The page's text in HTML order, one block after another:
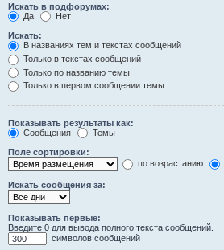
Искать в подфорумах:
Да
Нет
Искать:
В названиях тем и текстах сообщений
Только в текстах сообщений
Только по названию темы
Только в первом сообщении темы
Показывать результаты как:
Сообщения
Темы
Поле сортировки:
по возрастанию
Искать сообщения за:
Показывать первые:
Введите 0 для вывода полного текста сообщений.
символов сообщений